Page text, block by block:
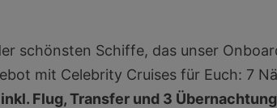
schönsten Schiffe, das unser
mit Celebrity Cruises für Euch: 7
inkl. Flug, Transfer und 3